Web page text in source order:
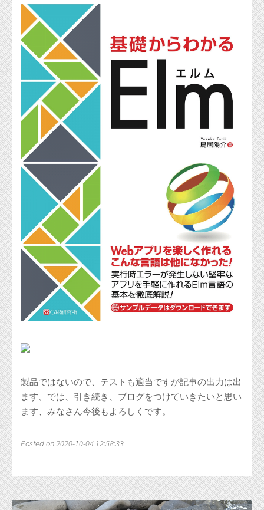
製品ではないので、テストも適当ですが記事の出力は出
ます、では、引き続き、ブログをつけていきたいと思い
ます、みなさん今後もよろしくです。
Posted on 2020-10-04 12:58:33